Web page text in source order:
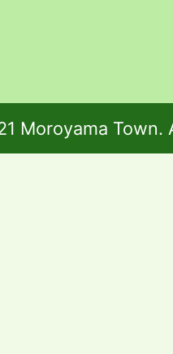
Moroyama Town.